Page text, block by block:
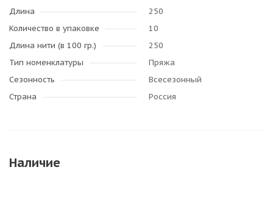
Длина
250
Количество в упаковке
10
Длина нити (в 100 гр.)
250
Тип номенклатуры
Пряжа
Сезонность
Всесезонный
Страна
Россия
Наличие